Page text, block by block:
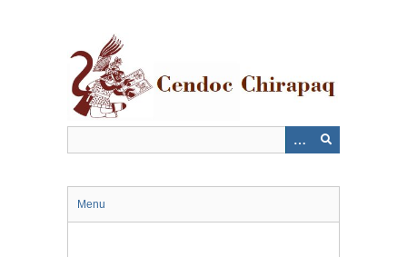
Menu